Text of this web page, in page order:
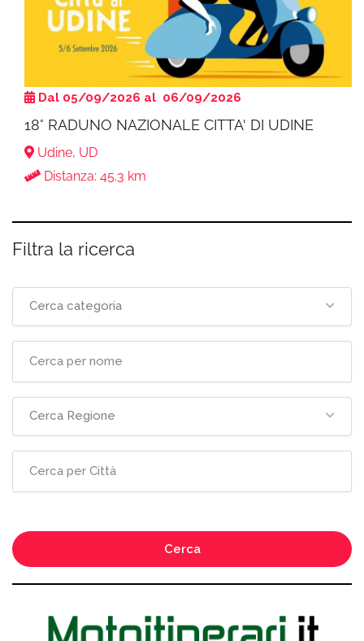
Dal 05/09/2026 al 06/09/2026
18° RADUNO NAZIONALE CITTA' DI UDINE
Udine, UD
Distanza: 45.3 km
Filtra la ricerca
Cerca categoria
Cerca Regione
Cerca